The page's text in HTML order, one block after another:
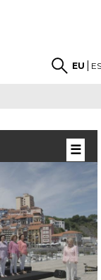
EU
☰